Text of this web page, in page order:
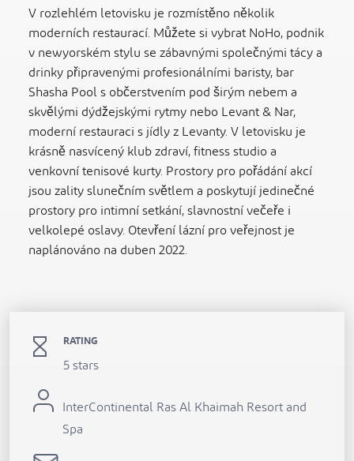
V rozlehlém letovisku je rozmístěno několik
moderních restaurací. Můžete si vybrat NoHo, podnik
v newyorském stylu se zábavnými společnými tácy a
drinky připravenými profesionálními baristy, bar
Shasha Pool s občerstvením pod širým nebem a
skvělými dýdžejskými rytmy nebo Levant & Nar,
moderní restauraci s jídly z Levanty. V letovisku je
krásně nasvícený klub zdraví, fitness studio a
venkovní tenisové kurty. Prostory pro pořádání akcí
jsou zality slunečním světlem a poskytují jedinečné
prostory pro intimní setkání, slavnostní večeře i
velkolepé oslavy. Otevření lázní pro veřejnost je
naplánováno na duben 2022.
RATING
5 stars
InterContinental Ras Al Khaimah Resort and
Spa